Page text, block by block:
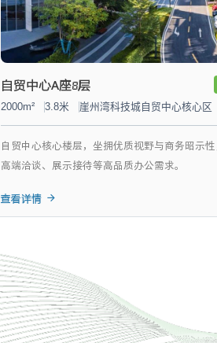
自贸中心A座8层
2000m² 3.8米 崖州湾科技城自贸中心核心区
自贸中心核心楼层，坐拥优质视野与商务昭示
高端洽谈、展示接待等高品质办公需求。
查看详情